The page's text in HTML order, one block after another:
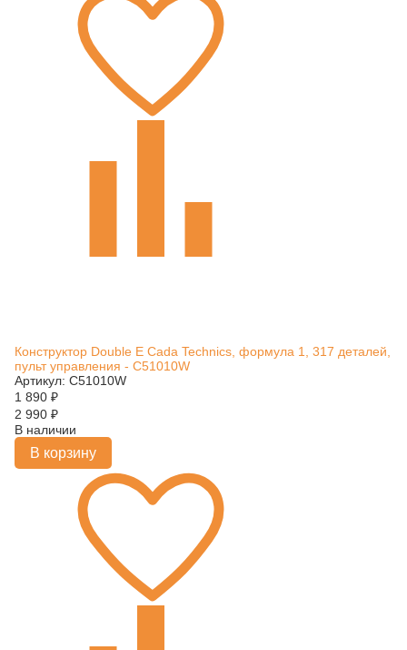
Конструктор Double E Cada Technics, формула 1, 317 деталей,
пульт управления - C51010W
Артикул: C51010W
1 890 ₽
2 990 ₽
В наличии
В корзину